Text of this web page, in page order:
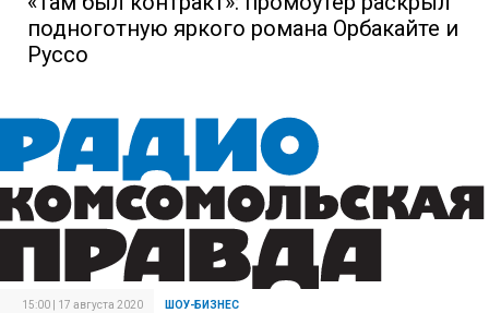
подноготную яркого романа Орбакайте и
Руссо
15:00 | 17 августа 2020 ШОУ-БИЗНЕС